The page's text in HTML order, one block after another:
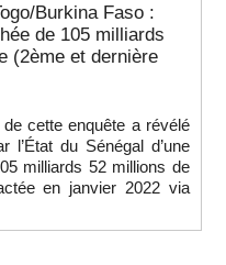
Burkina Faso :
de 105 milliards
(2ème et dernière
cette enquête a révélé
l’État du Sénégal d’une
milliards 52 millions de
en janvier 2022 via